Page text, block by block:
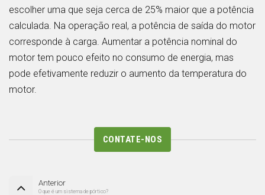
escolher uma que seja cerca de 25% maior que a potência
calculada. Na operação real, a potência de saída do motor
corresponde à carga. Aumentar a potência nominal do
motor tem pouco efeito no consumo de energia, mas
pode efetivamente reduzir o aumento da temperatura do
motor.
CONTATE-NOS
Anterior
O que é um sistema de pórtico?